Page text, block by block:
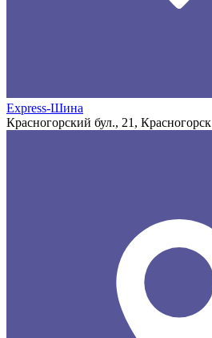
Express-Шина
Красногорский бул., 21, Красногорск